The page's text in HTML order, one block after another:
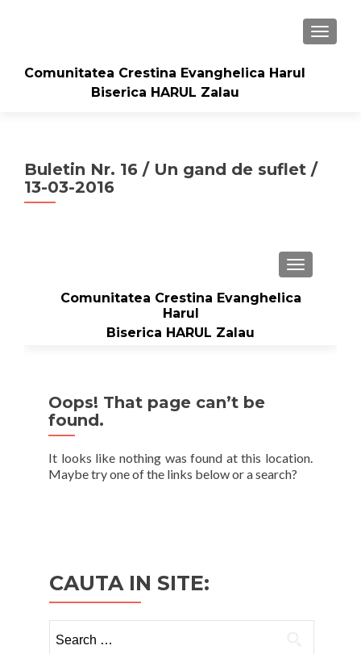
Comunitatea Crestina Evanghelica Harul
Biserica HARUL Zalau
Buletin Nr. 16 / Un gand de suflet /
13-03-2016